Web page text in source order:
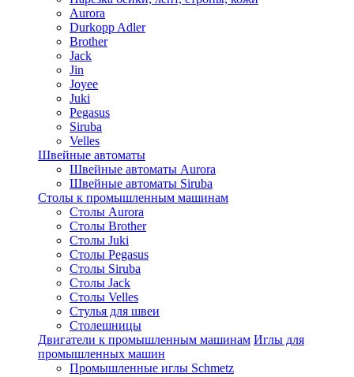
Aurora
Durkopp Adler
Brother
Jack
Jin
Joyee
Juki
Pegasus
Siruba
Velles
Швейные автоматы
Швейные автоматы Aurora
Швейные автоматы Siruba
Столы к промышленным машинам
Столы Aurora
Столы Brother
Столы Juki
Столы Pegasus
Столы Siruba
Столы Jack
Столы Velles
Стулья для швеи
Столешницы
Двигатели к промышленным машинам Иглы для
промышленных машин
Промышленные иглы Schmetz